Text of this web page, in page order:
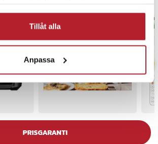
Tillåt alla
Anpassa
PRISGARANTI